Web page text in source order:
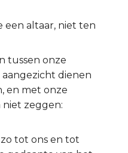
een altaar, niet ten
tussen onze
aangezicht dienen
en met onze
zeggen:
tot ons en tot